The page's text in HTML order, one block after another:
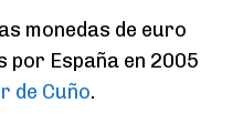
monedas de euro
España en 2005
de Cuño.